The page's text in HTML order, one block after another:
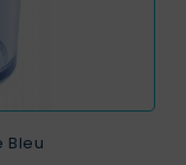
Bleu